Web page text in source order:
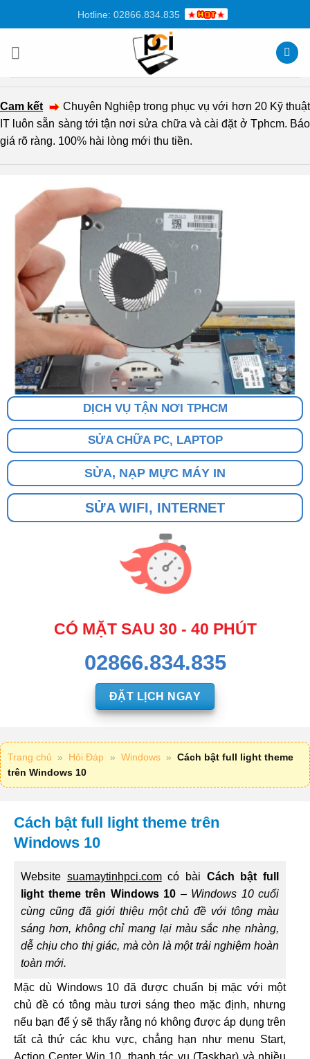
dung
Hotline: 02866.834.835
Cam kết
Chuyên Nghiệp trong phục vụ với hơn 20 Kỹ thuật
IT luôn sẵn sàng tới tận nơi sửa chữa và cài đặt ở Tphcm. Báo
giá rõ ràng. 100% hài lòng mới thu tiền.
DỊCH VỤ TẬN NƠI TPHCM
SỬA CHỮA PC, LAPTOP
SỬA, NẠP MỰC MÁY IN
SỬA WIFI, INTERNET
CÓ MẶT SAU 30 - 40 PHÚT
02866.834.835
ĐẶT LỊCH NGAY
Trang chủ » Hỏi Đáp » Windows » Cách bật full light theme
trên Windows 10
Cách bật full light theme trên
Windows 10
Website suamaytinhpci.comcó bài Cách bật full
light theme trên Windows 10 – Windows 10 cuối
cùng cũng đã giới thiệu một chủ đề với tông màu
sáng hơn, không chỉ mang lại màu sắc nhẹ nhàng,
dễ chịu cho thị giác, mà còn là một trải nghiệm hoàn
toàn mới.
Mặc dù Windows 10 đã được chuẩn bị mặc với một
chủ đề có tông màu tươi sáng theo mặc định, nhưng
nếu bạn để ý sẽ thấy rằng nó không được áp dụng trên
tất cả thứ các khu vực, chẳng hạn như menu Start,